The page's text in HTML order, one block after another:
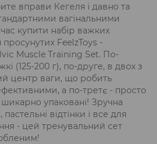
вправи Кегеля і давно та
вагінальними
купити набір важких
просунутих FeelzToys -
Muscle Training Set. По-
(125-200 г), по-друге, в двох з
центр ваги, що робить
а по-третє - просто
упаковані! Зручна
відтінки і все для
- цей тренувальний сет